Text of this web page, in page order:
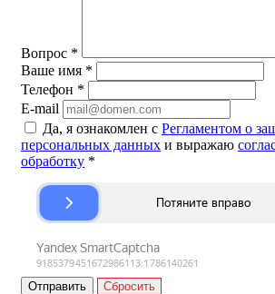
Вопрос *
Ваше имя *
Телефон *
E-mail
Да, я ознакомлен с Регламентом о
персональных данных и выражаю
обработку *
Сбросить